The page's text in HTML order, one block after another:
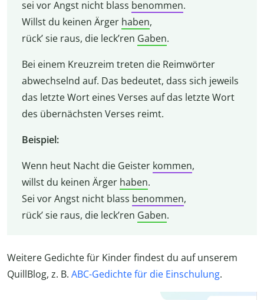
sei vor Angst nicht blass benommen.
Willst du keinen Ärger haben,
rück’ sie raus, die leck’ren Gaben.
Bei einem Kreuzreim treten die Reimwörter
abwechselnd auf. Das bedeutet, dass sich jeweils
das letzte Wort eines Verses auf das letzte Wort
des übernächsten Verses reimt.
Beispiel:
Wenn heut Nacht die Geister kommen,
willst du keinen Ärger haben.
Sei vor Angst nicht blass benommen,
rück’ sie raus, die leck’ren Gaben.
Weitere Gedichte für Kinder findest du auf unserem
QuillBlog, z. B. ABC-Gedichte für die Einschulung.